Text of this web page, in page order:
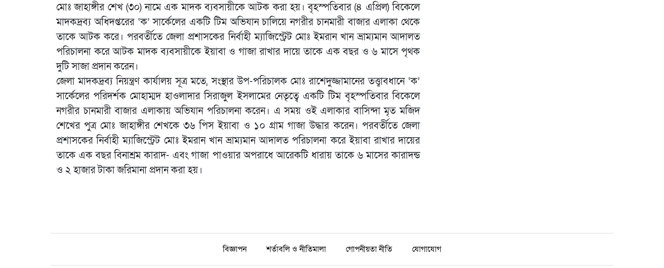
মোঃ জাহাঙ্গীর শেখ (৩০) নামে এক মাদক ব্যবসায়ীকে আটক করা হয়। বৃহস্পতিবার (৪ এপ্রিল) বিকেলে
মাদকদ্রব্য অধিদপ্তরের ‘ক’ সার্কেলের একটি টিম অভিযান চালিয়ে নগরীর চানমারী বাজার এলাকা থেকে
তাকে আটক করে। পরবর্তীতে জেলা প্রশাসকের নির্বাহী ম্যাজিস্ট্রেট মোঃ ইমরান খান ভ্রাম্যমান আদালত
পরিচালনা করে আটক মাদক ব্যবসায়ীকে ইয়াবা ও গাজা রাখার দায়ে তাকে এক বছর ও ৬ মাসে পৃথক
দুটি সাজা প্রদান করেন।
জেলা মাদকদ্রব্য নিয়ন্ত্রণ কার্যালয় সূত্র মতে, সংস্থার উপ-পরিচালক মোঃ রাশেদুজ্জামানের তত্ত্বাবধানে ‘ক’
সার্কেলের পরিদর্শক মোহাম্মদ হাওলাদার সিরাজুল ইসলামের নেতৃত্বে একটি টিম বৃহস্পতিবার বিকেলে
নগরীর চানমারী বাজার এলাকায় অভিযান পরিচালনা করেন। এ সময় ওই এলাকার বাসিন্দা মৃত মজিদ
শেখের পুত্র মোঃ জাহাঙ্গীর শেখকে ৩৬ পিস ইয়াবা ও ১০ গ্রাম গাজা উদ্ধার করেন। পরবর্তীতে জেলা
প্রশাসকের নির্বাহী ম্যাজিস্ট্রেট মোঃ ইমরান খান ভ্রাম্যমান আদালত পরিচালনা করে ইয়াবা রাখার দায়ের
তাকে এক বছর বিনাশ্রম কারাদ- এবং গাজা পাওয়ার অপরাধে আরেকটি ধারায় তাকে ৬ মাসের কারাদন্ড
ও ২ হাজার টাকা জরিমানা প্রদান করা হয়।
বিজ্ঞাপন শর্তাবলি ও নীতিমালা গোপনীয়তা নীতি যোগাযোগ